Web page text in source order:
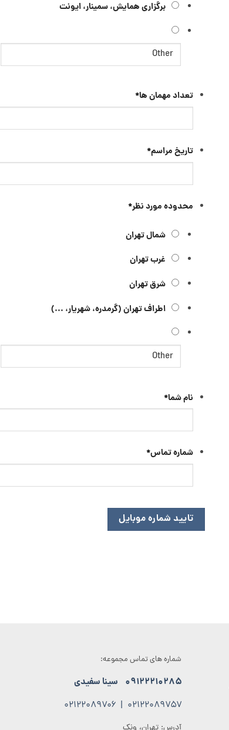
برگزاری همایش، سمینار، ایونت
تعداد مهمان ها*
تاریخ مراسم*
محدوده مورد نظر*
شمال تهران
غرب تهران
شرق تهران
اطراف تهران (گرمدره، شهریار، ...)
نام شما*
شماره تماس*
شماره های تماس مجموعه:
۰۹۱۲۲۲۱۰۲۸۵ سینا سفیدی
۰۲۱۲۲۰۸۹۷۵۷ | ۰۲۱۲۲۰۸۹۷۰۶